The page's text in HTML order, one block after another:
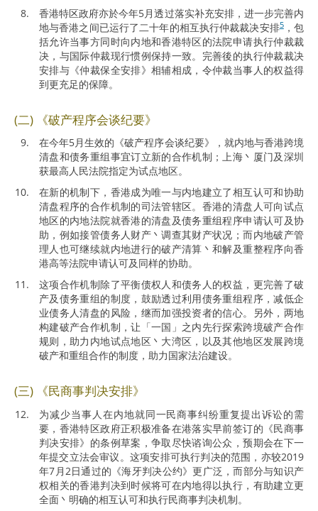
香港特区政府亦於今年5月透过落实补充安排，进一步完善内
地与香港之间已运行了二十年的相互执行仲裁裁决安排5，包
括允许当事方同时向内地和香港特区的法院申请执行仲裁裁
决，与国际仲裁现行惯例保持一致。完善後的执行仲裁裁决
安排与《仲裁保全安排》相辅相成，令仲裁当事人的权益得
到更充足的保障。
(二) 《破产程序会谈纪要》
在今年5月生效的《破产程序会谈纪要》，就内地与香港跨境
清盘和债务重组事宜订立新的合作机制；上海丶厦门及深圳
获最高人民法院指定为试点地区。
在新的机制下，香港成为唯一与内地建立了相互认可和协助
清盘程序的合作机制的司法管辖区。香港的清盘人可向试点
地区的内地法院就香港的清盘及债务重组程序申请认可及协
助，例如接管债务人财产丶调查其财产状况；而内地破产管
理人也可继续就内地进行的破产清算丶和解及重整程序向香
港高等法院申请认可及同样的协助。
这项合作机制除了平衡债权人和债务人的权益，更完善了破
产及债务重组的制度，鼓励透过利用债务重组程序，减低企
业债务人清盘的风险，继而加强投资者的信心。另外，两地
构建破产合作机制，让「一国」之内先行探索跨境破产合作
规则，助力内地试点地区丶大湾区，以及其他地区发展跨境
破产和重组合作的制度，助力国家法治建设。
(三) 《民商事判决安排》
为减少当事人在内地就同一民商事纠纷重复提出诉讼的需
要，香港特区政府正积极准备在港落实早前签订的《民商事
判决安排》的条例草案，争取尽快谘询公众，预期会在下一
年提交立法会审议。这项安排可执行判决的范围，亦较2019
年7月2日通过的《海牙判决公约》更广泛，而部分与知识产
权相关的香港判决到时候将可在内地得以执行，有助建立更
全面丶明确的相互认可和执行民商事判决机制。